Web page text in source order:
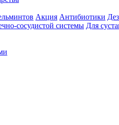
Акция Антибиотики
сосудистой системы Для